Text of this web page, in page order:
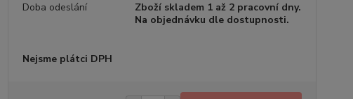
Doba odeslání
Zboží skladem 1 až 2 pracovní dny.
Na objednávku dle dostupnosti.
Nejsme plátci DPH